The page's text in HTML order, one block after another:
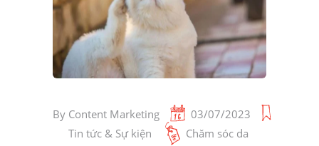
By Content Marketing
03/07/2023
Tin tức & Sự kiện
Chăm sóc da